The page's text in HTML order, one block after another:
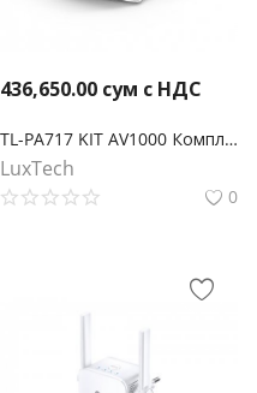
436,650.00 сум с НДС
TL-PA717 KIT AV1000 Комплект гигабитных адаптеров Powerline
LuxTech
0